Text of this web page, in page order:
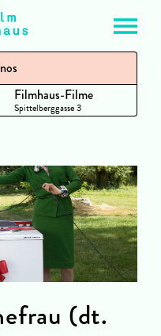
Filmhaus-Filme
Spittelberggasse 3
(dt.